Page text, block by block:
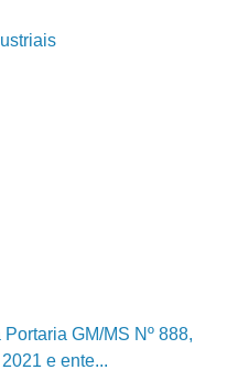
GM/MS Nº 888,
e ente...